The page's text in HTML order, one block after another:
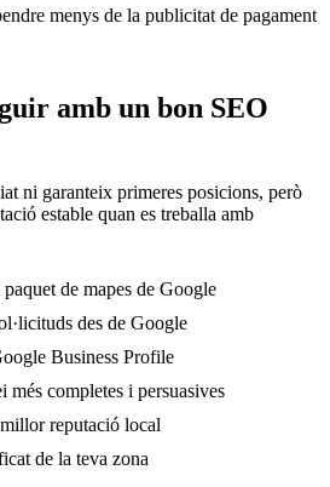
menys de la publicitat de pagament
amb un bon SEO
ni garanteix primeres posicions, però
estable quan es treballa amb
de mapes de Google
des de Google
Business Profile
més completes i persuasives
reputació local
de la teva zona